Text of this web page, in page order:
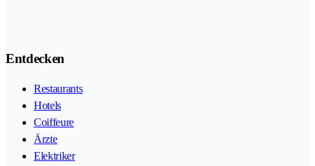
Entdecken
Restaurants
Hotels
Coiffeure
Ärzte
Elektriker